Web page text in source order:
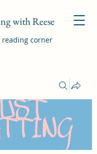
with Reese
reading corner